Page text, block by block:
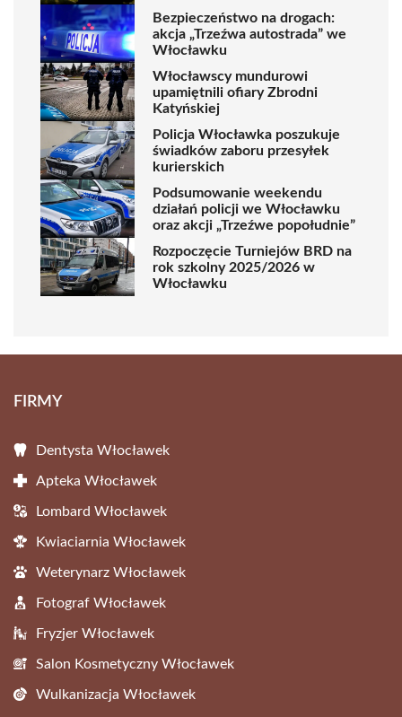
Bezpieczeństwo na drogach:
akcja „Trzeźwa autostrada” we
Włocławku
Włocławscy mundurowi
upamiętnili ofiary Zbrodni
Katyńskiej
Policja Włocławka poszukuje
świadków zaboru przesyłek
kurierskich
Podsumowanie weekendu
działań policji we Włocławku
oraz akcji „Trzeźwe popołudnie”
Rozpoczęcie Turniejów BRD na
rok szkolny 2025/2026 w
Włocławku
FIRMY
Dentysta Włocławek
Apteka Włocławek
Lombard Włocławek
Kwiaciarnia Włocławek
Weterynarz Włocławek
Fotograf Włocławek
Fryzjer Włocławek
Salon Kosmetyczny Włocławek
Wulkanizacja Włocławek